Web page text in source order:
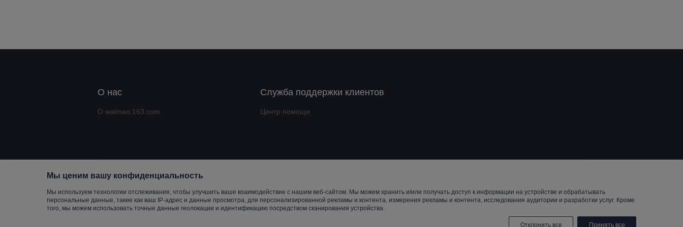
О нас
О waimao.163.com
Служба поддержки клиентов
Центр помощи
Copyright ©️ 2022, NetEase Zhuyou(and its affiliates as applicable). All Rights Reserved.
Мы ценим вашу конфиденциальность
Мы используем технологии отслеживания, чтобы улучшить ваше взаимодействие с нашим веб-сайтом. Мы можем хранить и/или получать доступ к информации на устройстве и обрабатывать
персональные данные, такие как ваш IP-адрес и данные просмотра, для персонализированной рекламы и контента, измерения рекламы и контента, исследования аудитории и разработки услуг. Кроме
того, мы можем использовать точные данные геолокации и идентификацию посредством сканирования устройства.
Принять все
Отклонить все